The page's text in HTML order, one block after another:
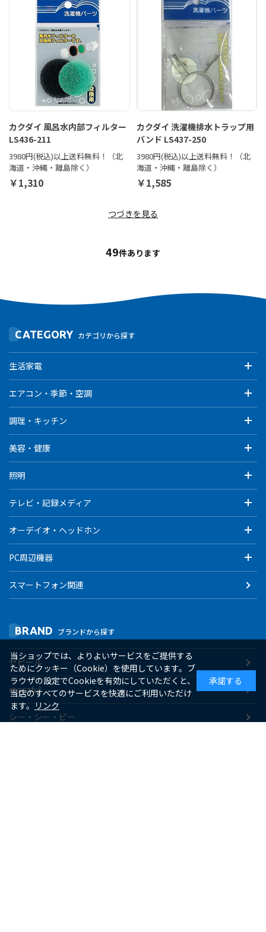
カクダイ 風呂水内部フィルター
LS436-211
3980円(税込)以上送料無料！（北
海道・沖縄・離島除く）
￥1,310
カクダイ 洗濯機排水トラップ用
バンド LS437-250
3980円(税込)以上送料無料！（北
海道・沖縄・離島除く）
￥1,585
つづきを見る
49件あります
CATEGORY カテゴリから探す
生活家電
エアコン・季節・空調
調理・キッチン
美容・健康
照明
テレビ・記録メディア
オーデイオ・ヘッドホン
PC周辺機器
スマートフォン関連
BRAND ブランドから探す
ゼピール
macaful
シー・シー・ピー
当ショップでは、よりよいサービスをご提供する
ためにクッキー（Cookie）を使用しています。ブ
ラウザの設定でCookieを有効にしていただくと、
当店のすべてのサービスを快適にご利用いただけ
ます。 リンク
承諾する